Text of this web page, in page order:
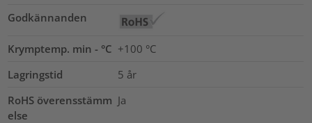
Godkännanden
Krymptemp. min - °C +100 °C
Lagringstid
5 år
RoHS överensstämm
else
Ja